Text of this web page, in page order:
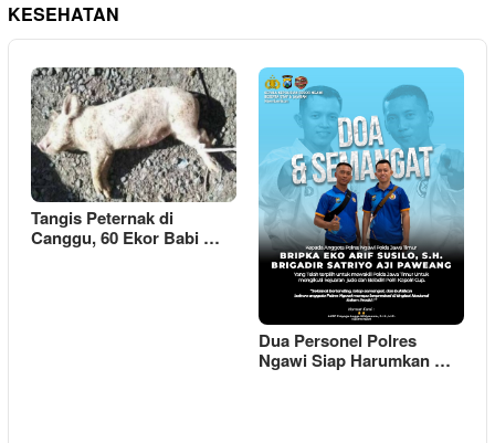
KESEHATAN
Tangis Peternak di
Canggu, 60 Ekor Babi …
Dua Personel Polres
Ngawi Siap Harumkan …